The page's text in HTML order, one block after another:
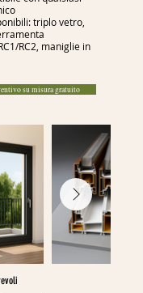
triplo vetro,
RC2, maniglie in
su misura gratuito